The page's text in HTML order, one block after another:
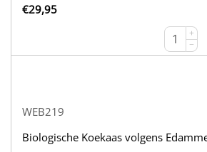
€29,95
+
−
WEB219
Biologische Koekaas volgens